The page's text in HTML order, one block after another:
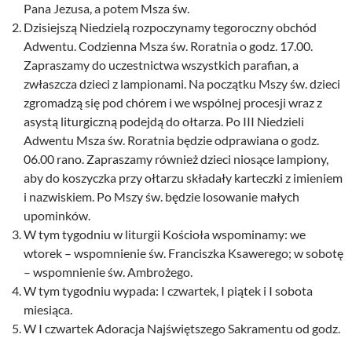
Pana Jezusa, a potem Msza św.
Dzisiejszą Niedzielą rozpoczynamy tegoroczny obchód
Adwentu. Codzienna Msza św. Roratnia o godz. 17.00.
Zapraszamy do uczestnictwa wszystkich parafian, a
zwłaszcza dzieci z lampionami. Na początku Mszy św. dzieci
zgromadzą się pod chórem i we wspólnej procesji wraz z
asystą liturgiczną podejdą do ołtarza. Po III Niedzieli
Adwentu Msza św. Roratnia będzie odprawiana o godz.
06.00 rano. Zapraszamy również dzieci niosące lampiony,
aby do koszyczka przy ołtarzu składały karteczki z imieniem
i nazwiskiem. Po Mszy św. będzie losowanie małych
upominków.
W tym tygodniu w liturgii Kościoła wspominamy: we
wtorek – wspomnienie św. Franciszka Ksawerego; w sobotę
– wspomnienie św. Ambrożego.
W tym tygodniu wypada: I czwartek, I piątek i I sobota
miesiąca.
W I czwartek Adoracja Najświętszego Sakramentu od godz.